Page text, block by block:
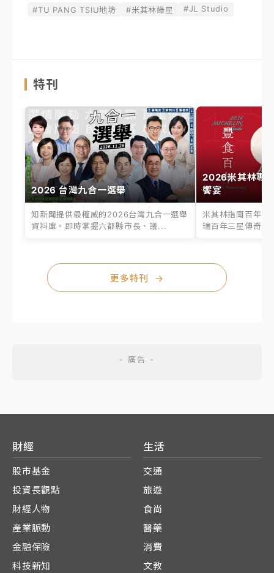
#TU PANG TSIU地坊 #米其林綠星 #JL Studio
特刊
2026 台灣九合一選舉
知新聞提供最權威的2026台灣九合一選舉
資料庫。即時掌握六都縣市長、議...
2026米其林專
饗宴
米其林指南百年之
瑞百年三星傳奇、
更多特刊 →
財經
股市基金
投資長觀點
財經人物
產業脈動
金融保險
科技新知
生活
交通
旅遊
食尚
醫藥
消費
文教